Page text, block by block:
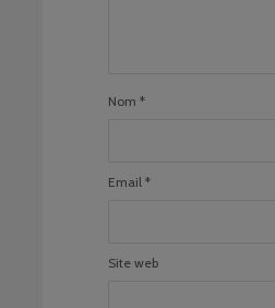
Nom *
Email *
Site web